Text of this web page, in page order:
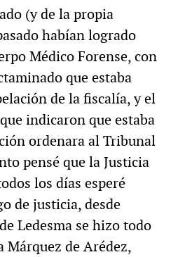
(y de la propia
habían logrado
Médico Forense, con
que estaba
de la fiscalía, y el
indicaron que estaba
ordenara al Tribunal
pensé que la Justicia
los días esperé
de justicia, desde
Ledesma se hizo todo
Márquez de Arédez,